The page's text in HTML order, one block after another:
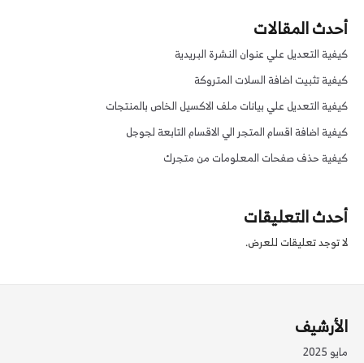
أحدث المقالات
كيفية التعديل علي عنوان النشرة البريدية
كيفية تثبيت اضافة السلات المتروكة
كيفية التعديل علي بيانات ملف الاكسيل الخاص بالمنتجات
كيفية اضافة اقسام المتجر الي الاقسام التابعة لجوجل
كيفية حذف صفحات المعلومات من متجرك
أحدث التعليقات
لا توجد تعليقات للعرض.
الأرشيف
مايو 2025